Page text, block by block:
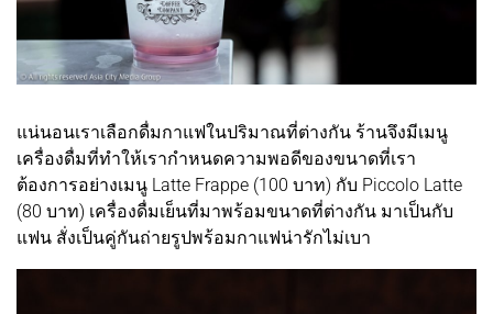
แน่นอนเราเลือกดื่มกาแฟในปริมาณที่ต่างกัน ร้านจึงมีเมนู
เครื่องดื่มที่ทำให้เรากำหนดความพอดีของขนาดที่เรา
ต้องการอย่างเมนู Latte Frappe (100 บาท) กับ Piccolo Latte
(80 บาท) เครื่องดื่มเย็นที่มาพร้อมขนาดที่ต่างกัน มาเป็นกับ
แฟน สั่งเป็นคู่กันถ่ายรูปพร้อมกาแฟน่ารักไม่เบา